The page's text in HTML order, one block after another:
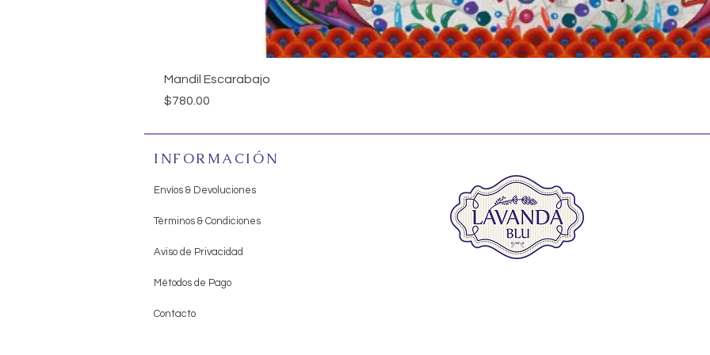
Mandil Escarabajo
Precio
$780.00
INFORMACIÓN
Envíos & Devoluciones
Términos & Condiciones
Aviso de Privacidad
Métodos de Pago
Contacto